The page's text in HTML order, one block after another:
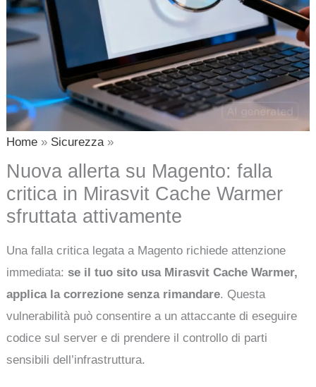
Home Sicurezza
Nuova allerta su Magento: falla
critica in Mirasvit Cache Warmer
sfruttata attivamente
Una falla critica legata a Magento richiede attenzione
immediata:se il tuo sito usa Mirasvit Cache Warmer,
applica la correzione senza rimandare. Questa
vulnerabilità può consentire a un attaccante di eseguire
codice sul server e di prendere il controllo di parti
sensibili dell’infrastruttura.